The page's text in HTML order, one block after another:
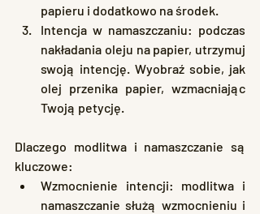
papieru i dodatkowo na środek.
Intencja w namaszczaniu: podczas
nakładania oleju na papier, utrzymuj
swoją intencję. Wyobraź sobie, jak
olej przenika papier, wzmacniając
Twoją petycję.
Dlaczego modlitwa i namaszczanie są
kluczowe:
Wzmocnienie intencji: modlitwa i
namaszczanie służą wzmocnieniu i